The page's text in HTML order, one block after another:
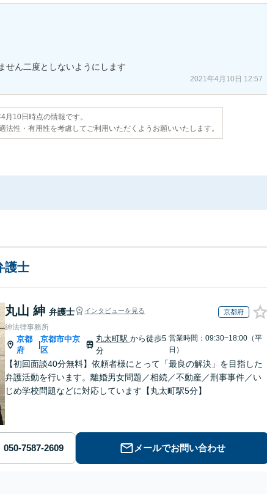
せん二度としないようにします
2021年4月10日 12:57
月10日時点の情報です。
法性・有用性を考慮してご利用いただくようお願いいたします。
護士
丸山 紳 弁護士 インタビューを見る 京都府
紳法律事務所
京都
府
京都市中京
区
丸太町駅 から徒歩5
分
営業時間：09:30~18:00（平
日）
【初回面談40分無料】依頼者様にとって「最良の解決」を目指した
弁護活動を行います。離婚男女問題／相続／不動産／刑事事件／い
じめ学校問題などに対応しています【丸太町駅5分】
メールでお問い合わせ